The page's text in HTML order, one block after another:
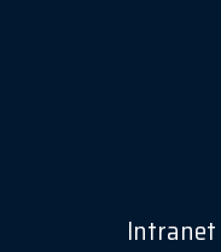
Intranet